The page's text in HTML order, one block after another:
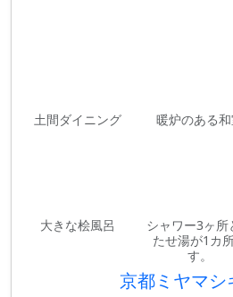
土間ダイニング 暖炉のある
大きな桧風呂
シャワー3ヶ所
たせ湯が1カ
す。
京都ミヤマシ